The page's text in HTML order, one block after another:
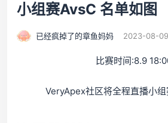
小组赛AvsC 名单如图
已经疯掉了的章鱼妈妈 2023-08-09
比赛时间:8.9
VeryApex社区将全程直播小组